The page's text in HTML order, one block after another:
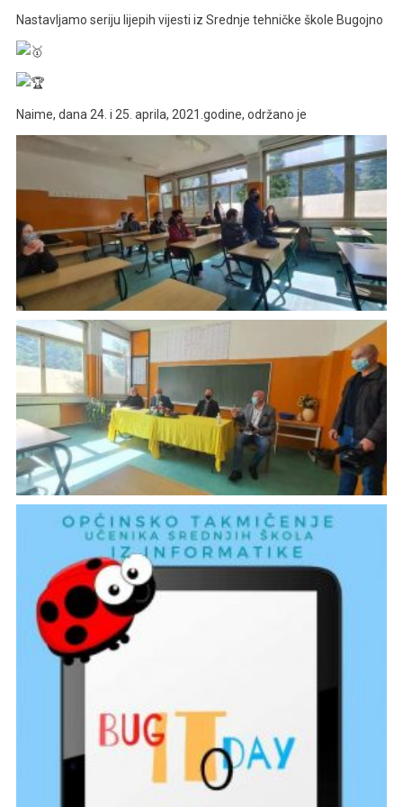
Nastavljamo seriju lijepih vijesti iz Srednje tehničke škole Bugojno
Naime, dana 24. i 25. aprila, 2021.godine, održano je